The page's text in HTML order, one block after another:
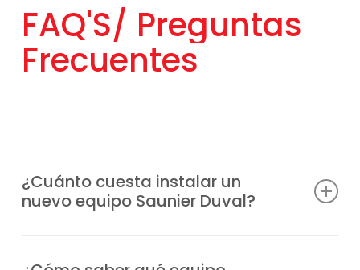
FAQ'S/ Preguntas
Frecuentes
¿Cuánto cuesta instalar un
nuevo equipo Saunier Duval?